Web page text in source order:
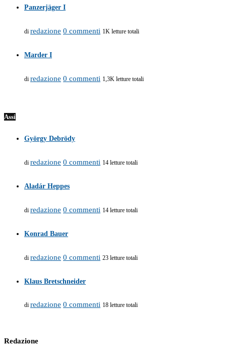
Panzerjäger I
di redazione 0 commenti 1K letture totali
Marder I
di redazione 0 commenti 1,3K letture totali
Assi
György Debrödy
di redazione 0 commenti 14 letture totali
Aladár Heppes
di redazione 0 commenti 14 letture totali
Konrad Bauer
di redazione 0 commenti 23 letture totali
Klaus Bretschneider
di redazione 0 commenti 18 letture totali
Redazione